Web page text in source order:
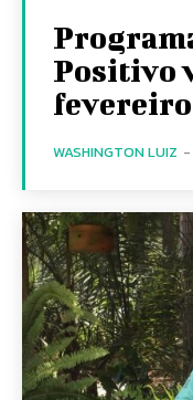
Positivo
fevereiro
WASHINGTON LUIZ -